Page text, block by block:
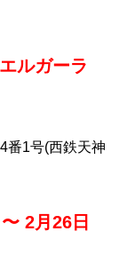
ルガーラ
1号(西鉄天神
2月26日